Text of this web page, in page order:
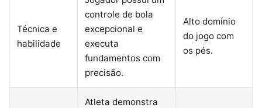
Técnica e
habilidade
controle de bola
excepcional e
executa
fundamentos com
precisão.
Alto domínio
do jogo com
os pés.
Atleta demonstra